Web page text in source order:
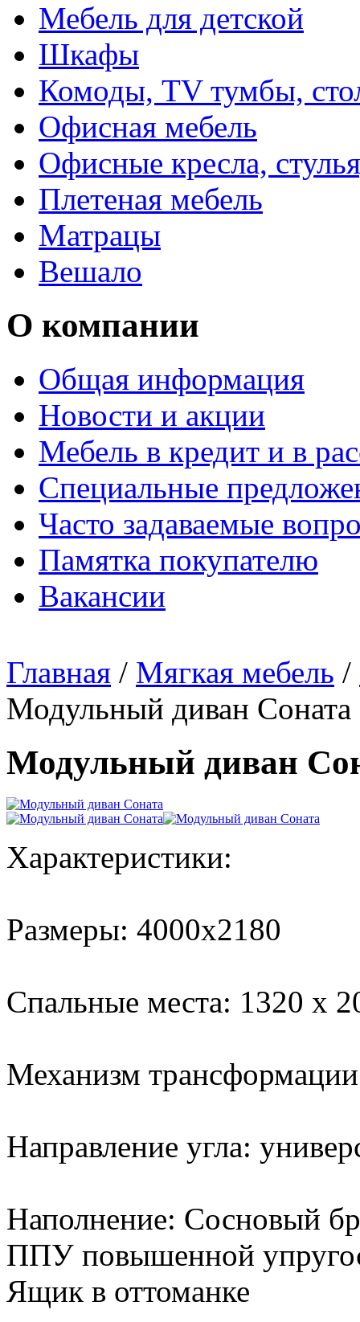
Мебель для детской
Шкафы
Комоды, TV тумбы,
Офисная мебель
Офисные кресла,
Плетеная мебель
Матрацы
Вешало
О компании
Общая информация
Новости и акции
Мебель в кредит и в
Специальные
Часто задаваемые
Памятка покупателю
Вакансии
Главная / Мягкая мебель /
Модульный диван Соната
Модульный диван
Характеристики:
Размеры: 4000х2180
Спальные места: 1320 х
Механизм
Направление угла:
Наполнение: Сосновый
ППУ повышенной
Ящик в оттоманке